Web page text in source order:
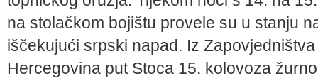
na stolačkom bojištu provele su u stanju
iščekujući srpski napad. Iz
Hercegovina put Stoca 15. kolovoza